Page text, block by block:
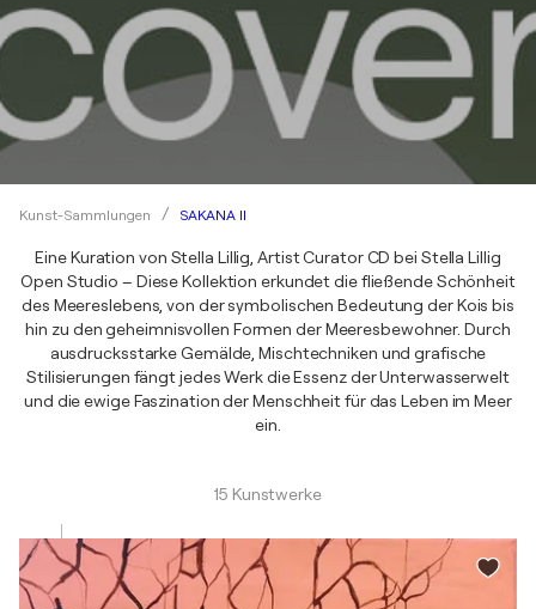
Kunst-Sammlungen SAKANA II
Eine Kuration von Stella Lillig, Artist Curator CD bei Stella Lillig
Open Studio – Diese Kollektion erkundet die fließende Schönheit
des Meereslebens, von der symbolischen Bedeutung der Kois bis
hin zu den geheimnisvollen Formen der Meeresbewohner. Durch
ausdrucksstarke Gemälde, Mischtechniken und grafische
Stilisierungen fängt jedes Werk die Essenz der Unterwasserwelt
und die ewige Faszination der Menschheit für das Leben im Meer
ein.
15 Kunstwerke